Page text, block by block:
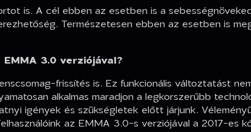
is. A cél ebben az esetben is a
Természetesen ebben az esetben is
3.0 verziójával?
frissítés is. Ez funkcionális változtatást
alkalmas maradjon a legkorszerűbb
igények és szükségletek előtt járjunk.
az EMMA 3.0-s verziójával a 2017-es